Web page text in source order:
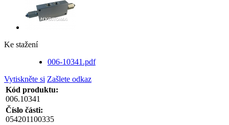
Ke stažení
006-10341.pdf
Vytiskněte si Zašlete odkaz
Kód produktu:
006.10341
Číslo části:
054201100335